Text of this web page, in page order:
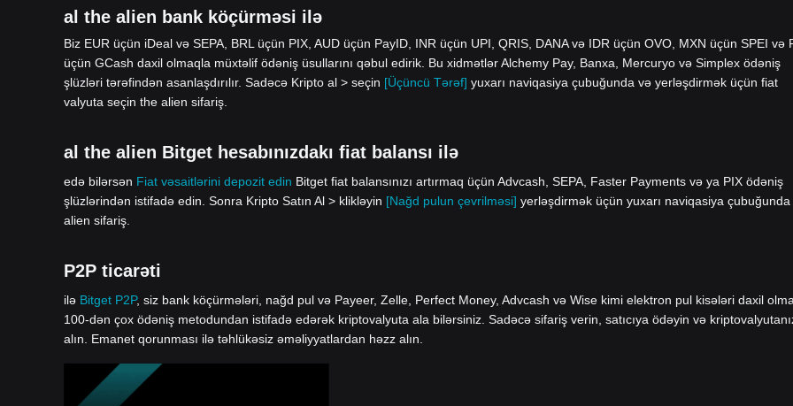
al the alien bank köçürməsi ilə
Biz EUR üçün iDeal və SEPA, BRL üçün PIX, AUD üçün PayID, INR üçün UPI, QRIS, DANA və IDR üçün OVO, MXN üçün SPEI və
üçün GCash daxil olmaqla müxtəlif ödəniş üsullarını qəbul edirik. Bu xidmətlər Alchemy Pay, Banxa, Mercuryo və Simplex ödəniş
şlüzləri tərəfindən asanlaşdırılır. Sadəcə Kripto al > seçin [Üçüncü Tərəf] yuxarı naviqasiya çubuğunda və yerləşdirmək üçün fiat
valyuta seçin the alien sifariş.
al the alien Bitget hesabınızdakı fiat balansı ilə
edə bilərsən Fiat vəsaitlərini depozit edin Bitget fiat balansınızı artırmaq üçün Advcash, SEPA, Faster Payments və ya PIX ödəniş
şlüzlərindən istifadə edin. Sonra Kripto Satın Al > klikləyin [Nağd pulun çevrilməsi] yerləşdirmək üçün yuxarı naviqasiya
alien sifariş.
P2P ticarəti
ilə Bitget P2P, siz bank köçürmələri, nağd pul və Payeer, Zelle, Perfect Money, Advcash və Wise kimi elektron pul kisələri daxil
100-dən çox ödəniş metodundan istifadə edərək kriptovalyuta ala bilərsiniz. Sadəcə sifariş verin, satıcıya ödəyin və
alın. Emanet qorunması ilə təhlükəsiz əməliyyatlardan həzz alın.